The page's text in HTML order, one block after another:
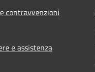
contravvenzioni
e assistenza